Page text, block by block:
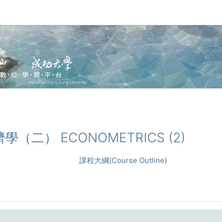
（二） ECONOMETRICS (2)
課程大綱(Course Outline)